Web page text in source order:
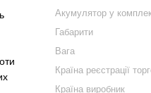
Акумулятор у
Габарити
Вага
Країна реєстрації
Країна виробник